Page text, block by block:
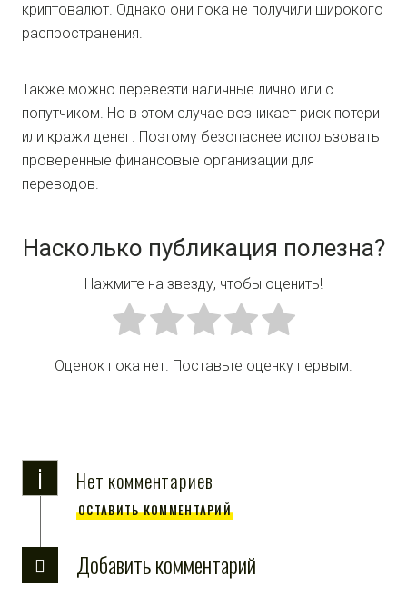
криптовалют. Однако они пока не получили широкого
распространения.
Также можно перевезти наличные лично или с
попутчиком. Но в этом случае возникает риск потери
или кражи денег. Поэтому безопаснее использовать
проверенные финансовые организации для
переводов.
Насколько публикация полезна?
Нажмите на звезду, чтобы оценить!
Оценок пока нет. Поставьте оценку первым.
i Нет комментариев
ОСТАВИТЬ КОММЕНТАРИЙ
Добавить комментарий